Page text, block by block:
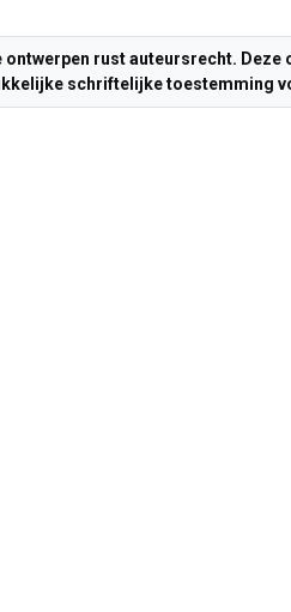
rust auteursrecht.
schriftelijke toestemming